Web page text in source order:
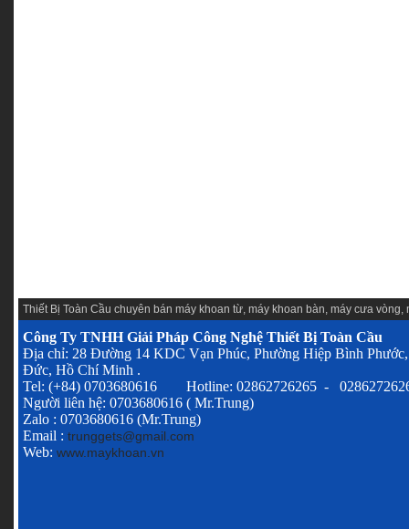
Thiết Bị Toàn Cầu chuyên bán máy khoan từ, máy khoan bàn, máy cưa vòng,
Công Ty TNHH Giải Pháp Công Nghệ Thiết Bị Toàn Cầu
Địa chỉ: 28 Đường 14 KDC Vạn Phúc, Phường Hiệp Bình
Đức, Hồ Chí Minh .
Tel: (+84) 0703680616 Hotline: 02862726265 -
Người liên hệ: 0703680616 ( Mr.Trung)
Zalo : 0703680616 (Mr.Trung)
Email : trunggets@gmail.com
Web: www.maykhoan.vn